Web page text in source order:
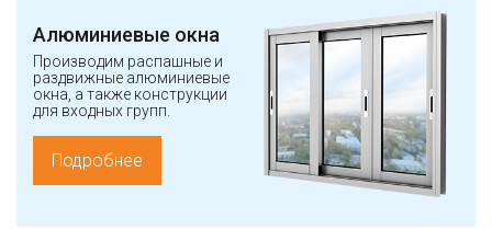
Алюминиевые окна
Производим распашные и
раздвижные алюминиевые
окна, а также конструкции
для входных групп.
Подробнее